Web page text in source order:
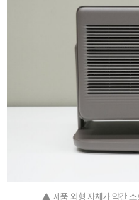
▲ 제품 외형 자체가 약간 소